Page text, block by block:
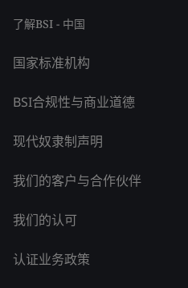
了解BSI - 中国
国家标准机构
BSI合规性与商业道德
现代奴隶制声明
我们的客户与合作伙伴
我们的认可
认证业务政策